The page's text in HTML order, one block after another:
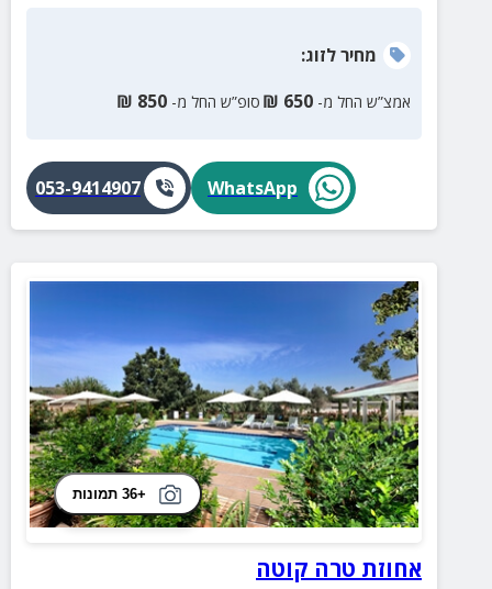
מחירלזוג:
אמצ”ש החל מ- 650
₪ סופ”ש החל מ- 850
₪
WhatsApp
053-9414907
+36 תמונות
אחוזת טרה קוטה